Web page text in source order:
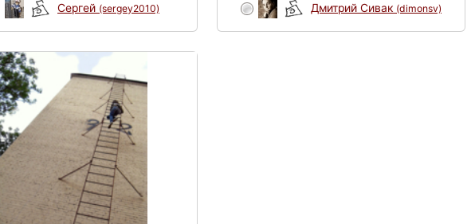
Сергей (sergey2010) Дмитрий Сивак (dimonsv)